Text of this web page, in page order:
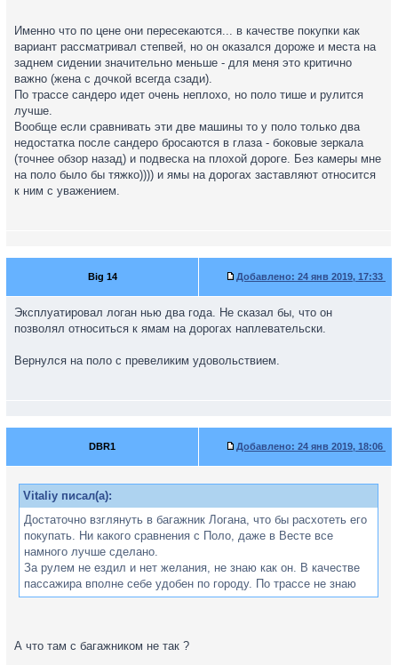
Именно что по цене они пересекаются... в качестве покупки как
вариант рассматривал степвей, но он оказался дороже и места на
заднем сидении значительно меньше - для меня это критично
важно (жена с дочкой всегда сзади).
По трассе сандеро идет очень неплохо, но поло тише и рулится
лучше.
Вообще если сравнивать эти две машины то у поло только два
недостатка после сандеро бросаются в глаза - боковые зеркала
(точнее обзор назад) и подвеска на плохой дороге. Без камеры мне
на поло было бы тяжко)))) и ямы на дорогах заставляют относится
к ним с уважением.
Big 14 Добавлено: 24 янв 2019, 17:33
Эксплуатировал логан нью два года. Не сказал бы, что он
позволял относиться к ямам на дорогах наплевательски.
Вернулся на поло с превеликим удовольствием.
DBR1 Добавлено: 24 янв 2019, 18:06
Vitaliy писал(а):
Достаточно взглянуть в багажник Логана, что бы расхотеть его
покупать. Ни какого сравнения с Поло, даже в Весте все
намного лучше сделано.
За рулем не ездил и нет желания, не знаю как он. В качестве
пассажира вполне себе удобен по городу. По трассе не знаю
А что там с багажником не так ?